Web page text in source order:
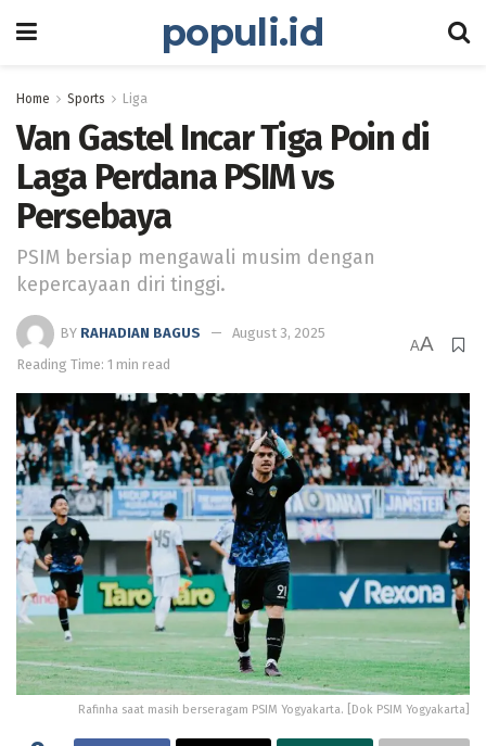
populi.id
Home Sports Liga
Van Gastel Incar Tiga Poin di
Laga Perdana PSIM vs
Persebaya
PSIM bersiap mengawali musim dengan
kepercayaan diri tinggi.
BY RAHADIAN BAGUS
August 3, 2025
Reading Time: 1 min read
AA
Rafinha saat masih berseragam PSIM Yogyakarta. [Dok PSIM Yogyakarta]